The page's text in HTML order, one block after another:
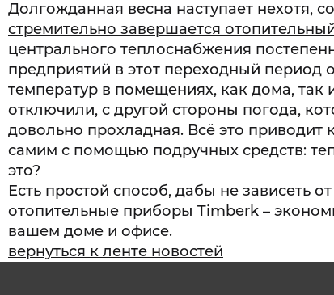
Долгожданная весна наступает нехотя,
стремительно завершается
центрального теплоснабжения
предприятий в этот переходный период
температур в помещениях, как дома,
отключили, с другой стороны погода,
довольно прохладная. Всё это приводит
самим с помощью подручных средств:
это?
Есть простой способ, дабы не зависеть
отопительные приборы Timberk –
вашем доме и офисе.
вернуться к ленте новостей